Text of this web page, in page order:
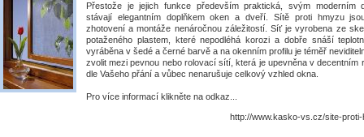
Přestože je jejich funkce především praktická, svým moderním
stávají elegantním doplňkem oken a dveří. Sítě proti hmyzu
zhotovení a montáže nenáročnou záležitostí. Síť je vyrobena ze
potaženého plastem, které nepodléhá korozi a dobře snáší
vyráběna v šedé a černé barvě a na okenním profilu je téměř
zvolit mezi pevnou nebo rolovací sítí, která je upevněna v decentním
dle Vašeho přání a vůbec nenarušuje celkový vzhled okna.
Pro více informací klikněte na odkaz...
http://www.kasko-vs.cz/site-